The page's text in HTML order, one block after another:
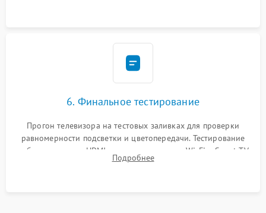
6. Финальное тестирование
Прогон телевизора на тестовых заливках для проверки
равномерности подсветки и цветопередачи. Тестирование
работы разъемов HDMI, динамиков, модуля Wi-Fi и Smart TV
в рабочем режиме в течение нескольких часов.
Подробнее